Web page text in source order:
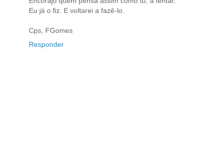
Eu já o fiz. E voltarei a fazê-lo.
Cps, FGomes
Responder